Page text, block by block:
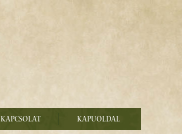
Kapcsolat Kapuoldal